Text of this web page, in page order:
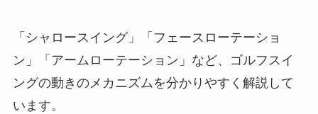
「シャロースイング」「フェースローテーショ
ン」「アームローテーション」など、ゴルフスイ
ングの動きのメカニズムを分かりやすく解説して
います。